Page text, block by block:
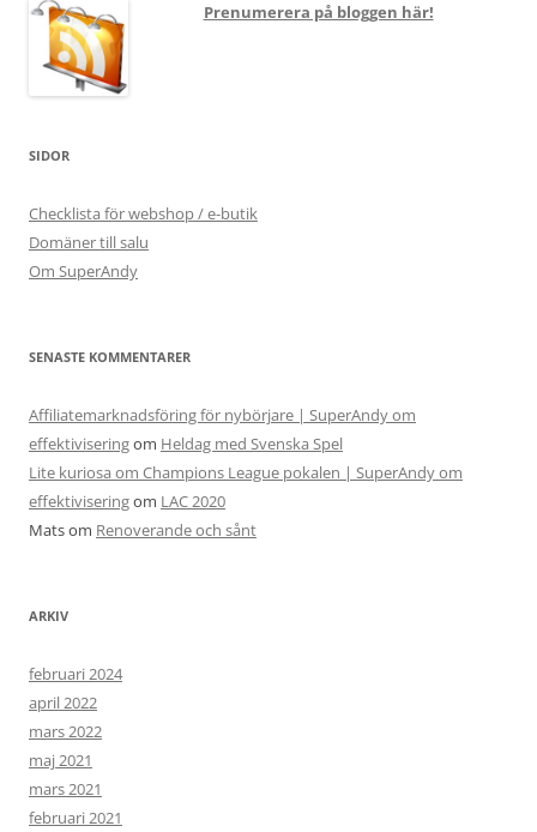
Prenumerera på bloggen här!
SIDOR
Checklista för webshop / e-butik
Domäner till salu
Om SuperAndy
SENASTE KOMMENTARER
Affiliatemarknadsföring för nybörjare | SuperAndy om
effektiviseringom Heldag med Svenska Spel
Lite kuriosa om Champions League pokalen | SuperAndy om
effektiviseringom LAC 2020
Matsom Renoverande och sånt
ARKIV
februari 2024
april 2022
mars 2022
maj 2021
mars 2021
februari 2021